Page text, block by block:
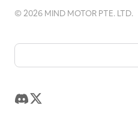
©2026 MIND MOTOR PTE. LTD.